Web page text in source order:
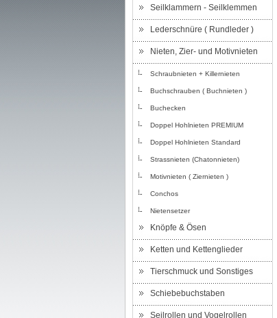
Seilklammern - Seilklemmen
Lederschnüre ( Rundleder )
Nieten, Zier- und Motivnieten
Schraubnieten + Killernieten
Buchschrauben ( Buchnieten )
Buchecken
Doppel Hohlnieten PREMIUM
Doppel Hohlnieten Standard
Strassnieten (Chatonnieten)
Motivnieten ( Ziernieten )
Conchos
Nietensetzer
Knöpfe & Ösen
Ketten und Kettenglieder
Tierschmuck und Sonstiges
Schiebebuchstaben
Seilrollen und Vogelrollen